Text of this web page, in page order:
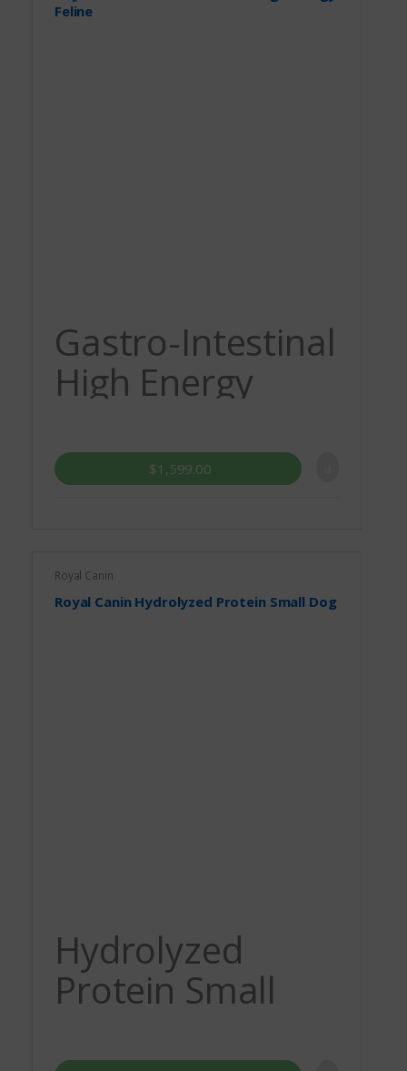
Feline
Gastro-Intestinal
High Energy
$1,599.00
Royal Canin
Royal Canin Hydrolyzed Protein Small Dog
Hydrolyzed
Protein Small